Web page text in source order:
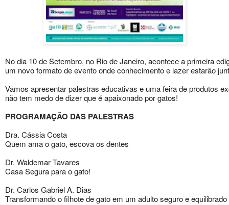
No dia 10 de Setembro, no Rio de Janeiro, acontece a primeira
um novo formato de evento onde conhecimento e lazer estarão
Vamos apresentar palestras educativas e uma feira de produtos
não tem medo de dizer que é apaixonado por gatos!
PROGRAMAÇÃO DAS PALESTRAS
Dra. Cássia Costa
Quem ama o gato, escova os dentes
Dr. Waldemar Tavares
Casa Segura para o gato!
Dr. Carlos Gabriel A. Dias
Transformando o filhote de gato em um adulto seguro e equilibrado